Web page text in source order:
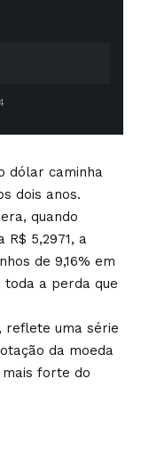
dólar caminha
dois anos.
quando
R$ 5,2971, a
de 9,16% em
toda a perda que
reflete uma série
da moeda
mais forte do